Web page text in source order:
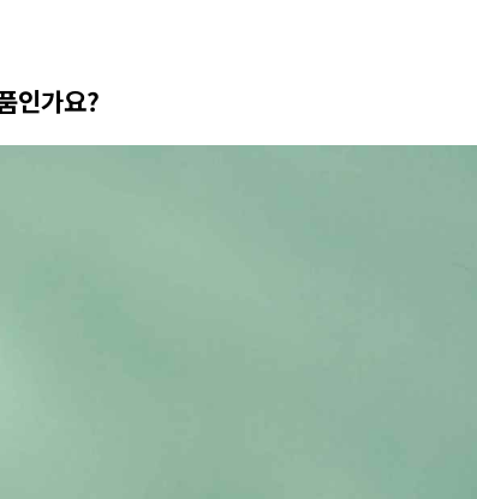
인가요?